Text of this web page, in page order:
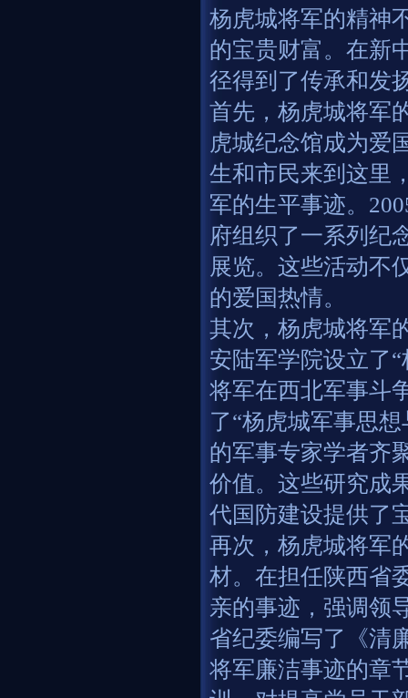
杨虎城将军的精神
的宝贵财富。在新
径得到了传承和发
首先，杨虎城将军
虎城纪念馆成为爱
生和市民来到这里
军的生平事迹。
府组织了一系列纪
展览。这些活动不
的爱国热情。
其次，杨虎城将军
安陆军学院设立了
将军在西北军事斗
了“杨虎城军事思
的军事专家学者齐
价值。这些研究成
代国防建设提供了
再次，杨虎城将军
材。在担任陕西省
亲的事迹，强调领
省纪委编写了《清
将军廉洁事迹的章